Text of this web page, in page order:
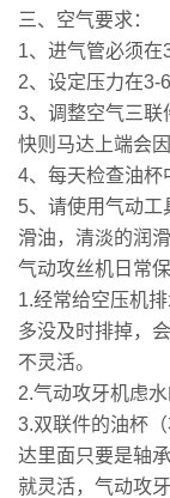
三、空气要求：
1、进气管必须在
2、设定压力在3-
3、调整空气三联
快则马达上端会
4、每天检查油杯
5、请使用气动工
滑油，清淡的润滑
气动攻丝机日常
1.经常给空压机
多没及时排掉，
不灵活。
2.气动攻牙机虑
3.双联件的油杯
达里面只要是轴
就灵活，气动攻